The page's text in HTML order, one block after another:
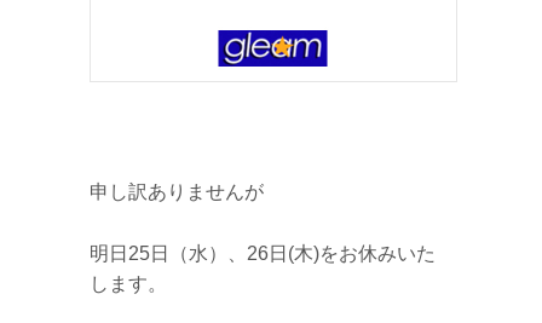
申し訳ありませんが
明日25日（水）、26日(木)をお休みいた
します。